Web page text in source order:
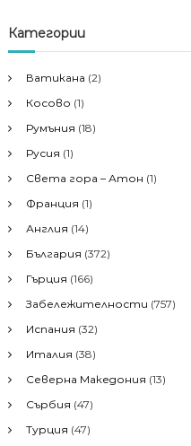
с
е
е
з
а
Категории
Ватикана (2)
Косово (1)
Румъния (18)
Русия (1)
Света гора – Атон (1)
Франция (1)
Англия (14)
България (372)
Гърция (166)
Забележителности (757)
Испания (32)
Италия (38)
Северна Македония (13)
Сърбия (47)
Турция (47)